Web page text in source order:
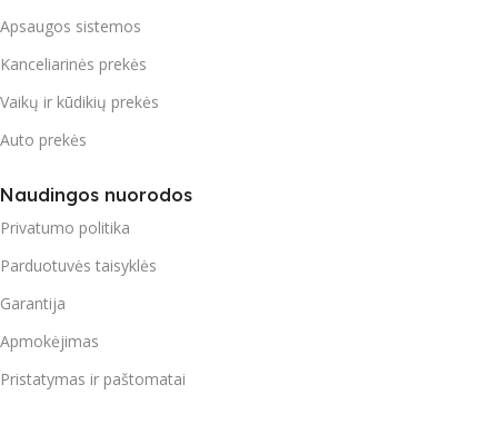
Apsaugos sistemos
Kanceliarinės prekės
Vaikų ir kūdikių prekės
Auto prekės
Naudingos nuorodos
Privatumo politika
Parduotuvės taisyklės
Garantija
Apmokėjimas
Pristatymas ir paštomatai